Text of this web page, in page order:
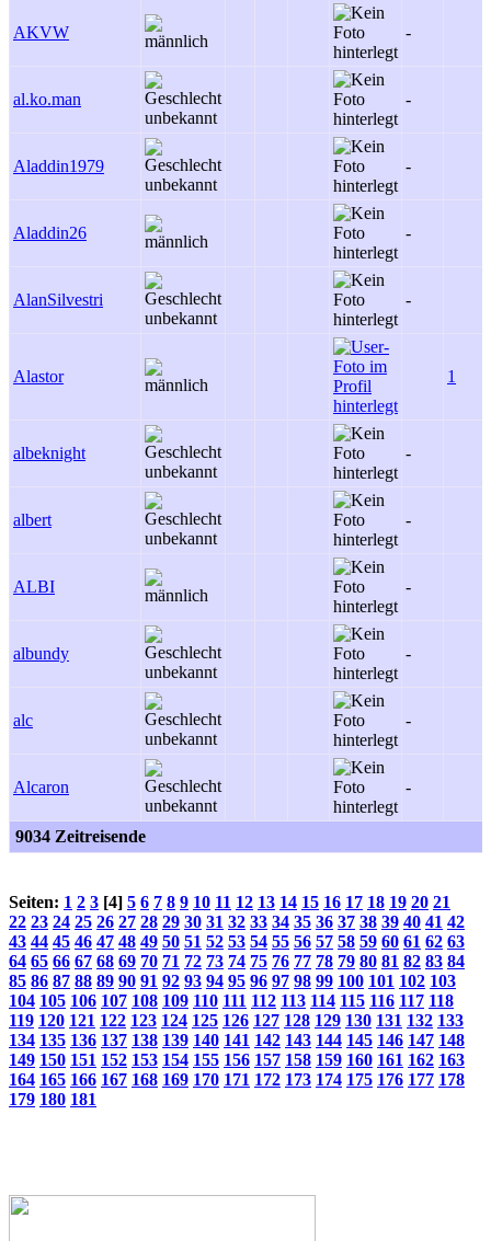
AKVW -
al.ko.man -
Aladdin1979 -
Aladdin26 -
AlanSilvestri -
Alastor 1
albeknight -
albert -
ALBI -
albundy -
alc -
Alcaron -
9034 Zeitreisende
Seiten: 1 2 3 [4] 5 6 7 8 9 10 11 12 13 14 15 16 17 18 19 20 21
22 23 24 25 26 27 28 29 30 31 32 33 34 35 36 37 38 39 40 41 42
43 44 45 46 47 48 49 50 51 52 53 54 55 56 57 58 59 60 61 62 63
64 65 66 67 68 69 70 71 72 73 74 75 76 77 78 79 80 81 82 83 84
85 86 87 88 89 90 91 92 93 94 95 96 97 98 99 100 101 102 103
104 105 106 107 108 109 110 111 112 113 114 115 116 117 118
119 120 121 122 123 124 125 126 127 128 129 130 131 132 133
134 135 136 137 138 139 140 141 142 143 144 145 146 147 148
149 150 151 152 153 154 155 156 157 158 159 160 161 162 163
164 165 166 167 168 169 170 171 172 173 174 175 176 177 178
179 180 181